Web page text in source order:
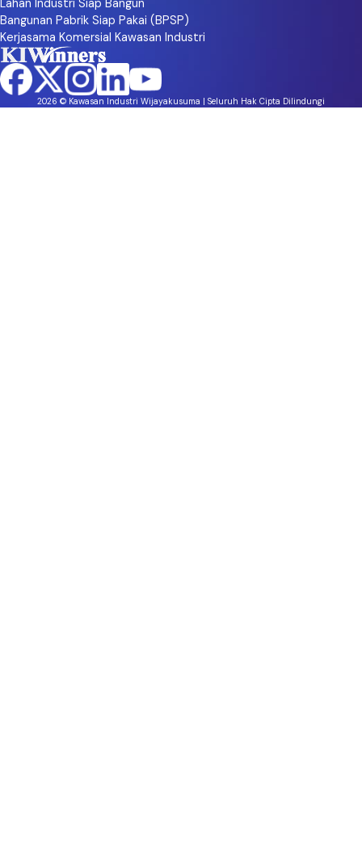
Lahan Industri Siap Bangun
Bangunan Pabrik Siap Pakai (BPSP)
Kerjasama Komersial Kawasan Industri
2026 © Kawasan Industri Wijayakusuma | Seluruh Hak Cipta Dilindungi